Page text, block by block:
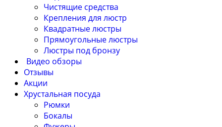
Чистящие средства
Крепления для люстр
Квадратные люстры
Прямоугольные люстры
Люстры под бронзу
Видео обзоры
Отзывы
Акции
Хрустальная посуда
Рюмки
Бокалы